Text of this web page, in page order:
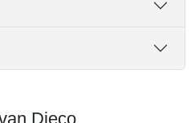
Djeco